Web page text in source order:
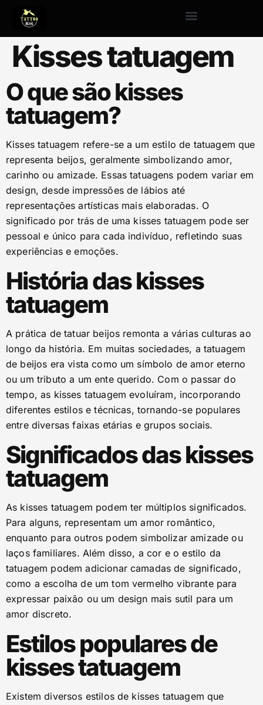
Kisses tatuagem
O que são kisses
tatuagem?
Kisses tatuagem refere-se a um estilo de tatuagem que
representa beijos, geralmente simbolizando amor,
carinho ou amizade. Essas tatuagens podem variar em
design, desde impressões de lábios até
representações artísticas mais elaboradas. O
significado por trás de uma kisses tatuagem pode ser
pessoal e único para cada indivíduo, refletindo suas
experiências e emoções.
História das kisses
tatuagem
A prática de tatuar beijos remonta a várias culturas ao
longo da história. Em muitas sociedades, a tatuagem
de beijos era vista como um símbolo de amor eterno
ou um tributo a um ente querido. Com o passar do
tempo, as kisses tatuagem evoluíram, incorporando
diferentes estilos e técnicas, tornando-se populares
entre diversas faixas etárias e grupos sociais.
Significados das kisses
tatuagem
As kisses tatuagem podem ter múltiplos significados.
Para alguns, representam um amor romântico,
enquanto para outros podem simbolizar amizade ou
laços familiares. Além disso, a cor e o estilo da
tatuagem podem adicionar camadas de significado,
como a escolha de um tom vermelho vibrante para
expressar paixão ou um design mais sutil para um
amor discreto.
Estilos populares de
kisses tatuagem
Existem diversos estilos de kisses tatuagem que